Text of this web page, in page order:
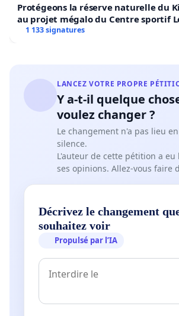
Protégeons la réserve naturelle du
au projet mégalo du Centre sportif
1 133 signatures
LANCEZ VOTRE PROPRE
Y a-t-il quelque
voulez changer ?
Le changement n'a pas lieu
silence.
L'auteur de cette pétition a eu
ses opinions. Allez-vous faire
Décrivez le changement
souhaitez voir
Propulsé par l’IA